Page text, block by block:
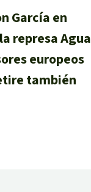
García en
represa Agua
europeos
también